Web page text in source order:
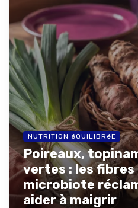
NUTRITION éQUILIBRéE
Poireaux,
vertes : les
microbiote
aider à maigrir